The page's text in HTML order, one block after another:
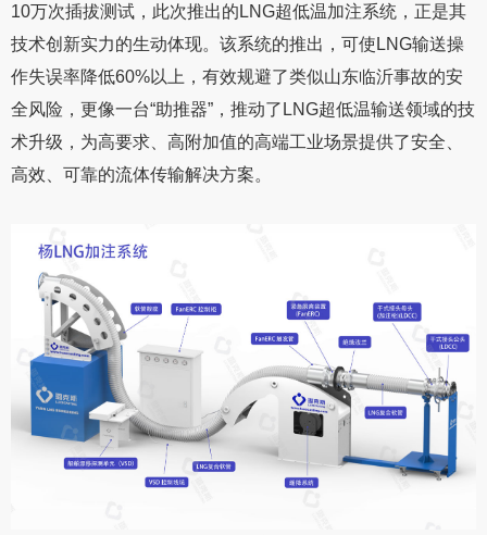
10万次插拔测试，此次推出的LNG超低温加注系统，正是其
技术创新实力的生动体现。该系统的推出，可使LNG输送操
作失误率降低60%以上，有效规避了类似山东临沂事故的安
全风险，更像一台“助推器”，推动了LNG超低温输送领域的技
术升级，为高要求、高附加值的高端工业场景提供了安全、
高效、可靠的流体传输解决方案。